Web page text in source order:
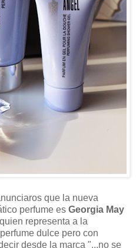
que la nueva
perfume es Georgia May
representa a la
dulce pero con
desde la marca "...no se